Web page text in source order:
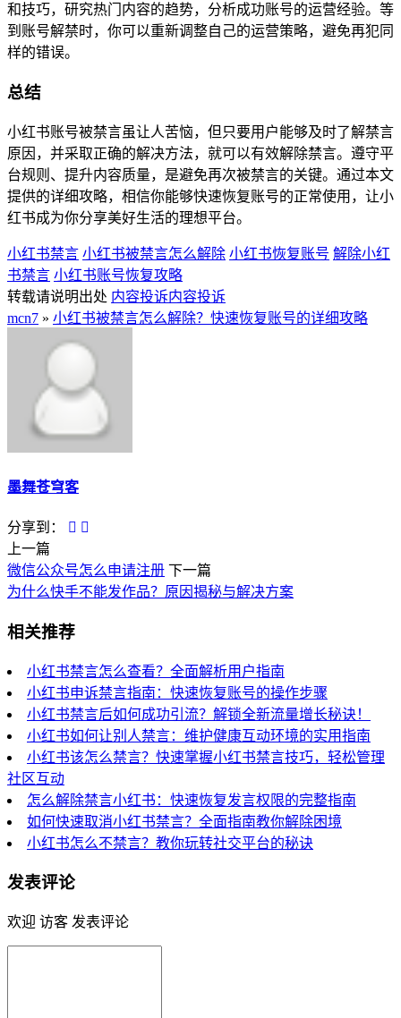
和技巧，研究热门内容的趋势，分析成功账号的运营经验。等
到账号解禁时，你可以重新调整自己的运营策略，避免再犯同
样的错误。
总结
小红书账号被禁言虽让人苦恼，但只要用户能够及时了解禁言
原因，并采取正确的解决方法，就可以有效解除禁言。遵守平
台规则、提升内容质量，是避免再次被禁言的关键。通过本文
提供的详细攻略，相信你能够快速恢复账号的正常使用，让小
红书成为你分享美好生活的理想平台。
小红书禁言 小红书被禁言怎么解除 小红书恢复账号 解除小红
书禁言 小红书账号恢复攻略
转载请说明出处 内容投诉内容投诉
mcn7 » 小红书被禁言怎么解除？快速恢复账号的详细攻略
墨舞苍穹客
分享到：
上一篇
微信公众号怎么申请注册 下一篇
为什么快手不能发作品？原因揭秘与解决方案
相关推荐
小红书禁言怎么查看？全面解析用户指南
小红书申诉禁言指南：快速恢复账号的操作步骤
小红书禁言后如何成功引流？解锁全新流量增长秘诀！
小红书如何让别人禁言：维护健康互动环境的实用指南
小红书该怎么禁言？快速掌握小红书禁言技巧，轻松管理
社区互动
怎么解除禁言小红书：快速恢复发言权限的完整指南
如何快速取消小红书禁言？全面指南教你解除困境
小红书怎么不禁言？教你玩转社交平台的秘诀
发表评论
欢迎 访客 发表评论